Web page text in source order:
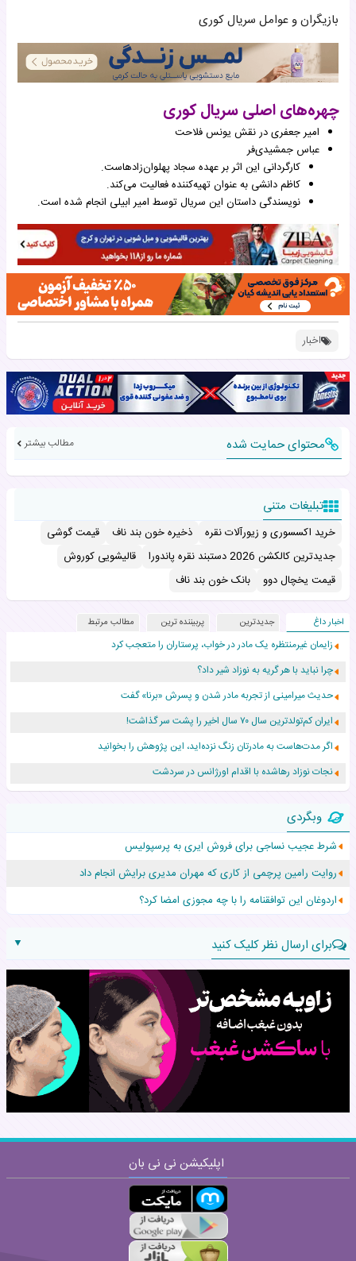
بازیگران و عوامل سریال کوری
چهره‌های اصلی سریال کوری
امیر جعفری در نقش یونس فلاحت
عباس جمشیدی‌فر
کارگردانی این اثر بر عهده سجاد پهلوان‌زادهاست.
کاظم دانشی به عنوان تهیه‌کننده فعالیت می‌کند.
نویسندگی داستان این سریال توسط امیر ابیلی انجام شده است.
اخبار
محتوای حمایت شده مطالب بیشتر
تبلیغات متنی
خرید اکسسوری و زیورآلات نقره ذخیره خون بند ناف
قیمت گوشی
جدیدترین کالکشن 2026 دستبند نقره پاندورا
قالیشویی کوروش
قیمت یخچال دوو
بانک خون بند ناف
اخبار داغ جدیدترین پربیننده ترین مطالب مرتبط
زایمان غیرمنتظره یک مادر در خواب، پرستاران را متعجب کرد
چرا نباید با هر گریه به نوزاد شیر داد؟
حدیث میرامینی از تجربه مادر شدن و پسرش «برنا» گفت
ایران کم‌تولدترین سال ۷۰ سال اخیر را پشت سر گذاشت!
اگر مدت‌هاست به مادرتان زنگ نزده‌اید، این پژوهش را بخوانید
نجات نوزاد رهاشده با اقدام اورژانس در سردشت
۵۵۹ نوزاد در پرو با نام «هالند» به دنیا آمدند!
زن ۲۴ ساله پس از درمان سرطان رحم، مادر شد
افزایش قد این دختر، چند میلیون دلار برای پدرش خرج داشته
حرکت غیرقانونی یک پرستار، جان دوقلوها را نجات داد!
وبگردی
شرط عجیب نساجی برای فروش ایری به پرسپولیس
روایت رامین پرچمی از کاری که مهران مدیری برایش انجام داد
اردوغان این توافقنامه را با چه مجوزی امضا کرد؟
برای ارسال نظر کلیک کنید
▼
نام:
اپلیکیشن نی نی بان